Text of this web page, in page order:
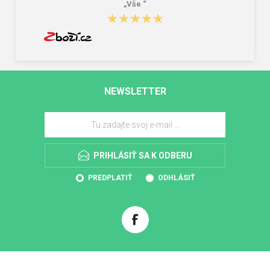
„Vše “
★★★★★
★★★★★
NEWSLETTER
PRIHLÁSIŤ SA K ODBERU
PREDPLATIŤ ODHLÁSIŤ